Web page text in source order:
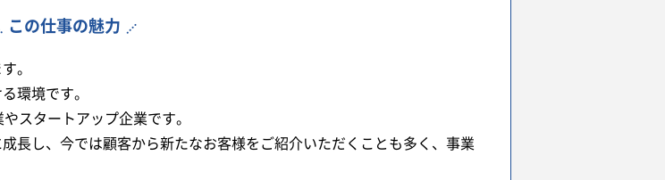
この仕事の魅力
。
環境です。
スタートアップ企業です。
長し、今では顧客から新たなお客様をご紹介いただくことも多く、事業